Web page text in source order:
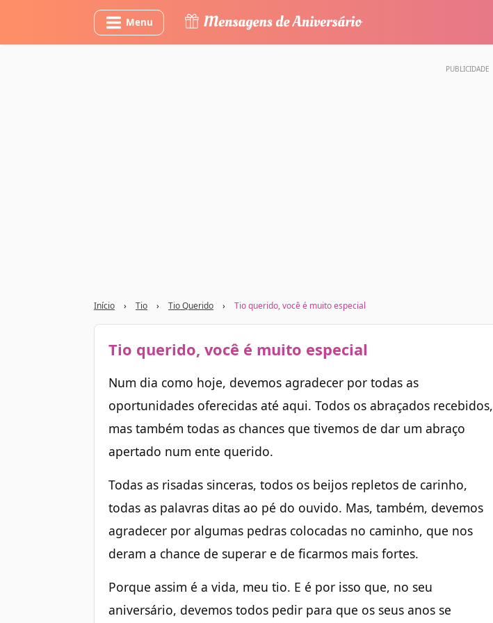
Menu
Início › Tio › Tio Querido › Tio querido, você é muito especial
Tio querido, você é muito especial
Num dia como hoje, devemos agradecer por todas as
oportunidades oferecidas até aqui. Todos os abraçados recebidos,
mas também todas as chances que tivemos de dar um abraço
apertado num ente querido.
Todas as risadas sinceras, todos os beijos repletos de carinho,
todas as palavras ditas ao pé do ouvido. Mas, também, devemos
agradecer por algumas pedras colocadas no caminho, que nos
deram a chance de superar e de ficarmos mais fortes.
Porque assim é a vida, meu tio. E é por isso que, no seu
aniversário, devemos todos pedir para que os seus anos se